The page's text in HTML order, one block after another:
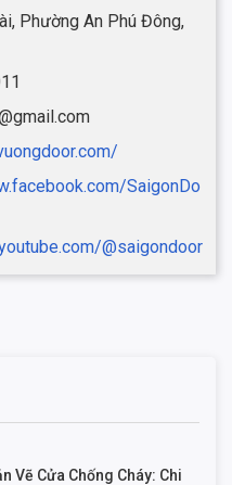
Phường An Phú Đông,
SaigonDo
@saigondoor
Vẽ Cửa Chống Cháy: Chi